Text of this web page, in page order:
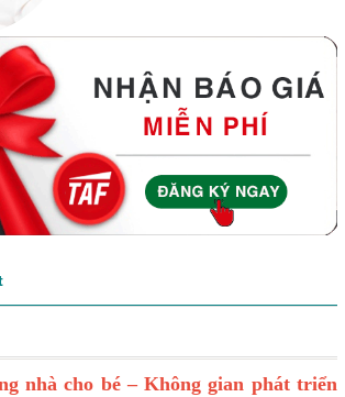
nhà cho bé – Không gian phát triển